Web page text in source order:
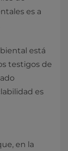
es a
está
testigos de
es
en la